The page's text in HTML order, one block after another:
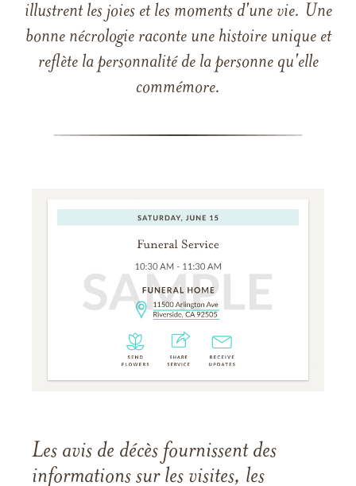
illustrent les joies et les moments d'une vie. Une
bonne nécrologie raconte une histoire unique et
reflète la personnalité de la personne qu'elle
commémore.
Les avis de décès fournissent des
informations sur les visites, les